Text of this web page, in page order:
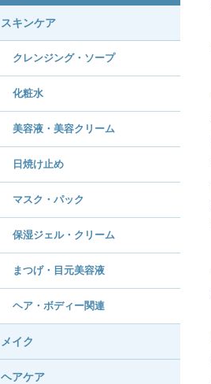
スキンケア
クレンジング・ソープ
化粧水
美容液・美容クリーム
日焼け止め
マスク・パック
保湿ジェル・クリーム
まつげ・目元美容液
ヘア・ボディー関連
メイク
ヘアケア